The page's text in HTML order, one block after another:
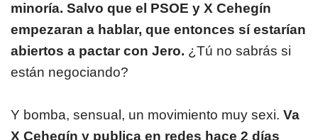
minoría. Salvo que el PSOE y X Cehegín
empezaran a hablar, que entonces sí estarían
abiertos a pactar con Jero. ¿Tú no sabrás si
están negociando?
Y bomba, sensual, un movimiento muy sexi. Va
X Cehegín y publica en redes hace 2 días